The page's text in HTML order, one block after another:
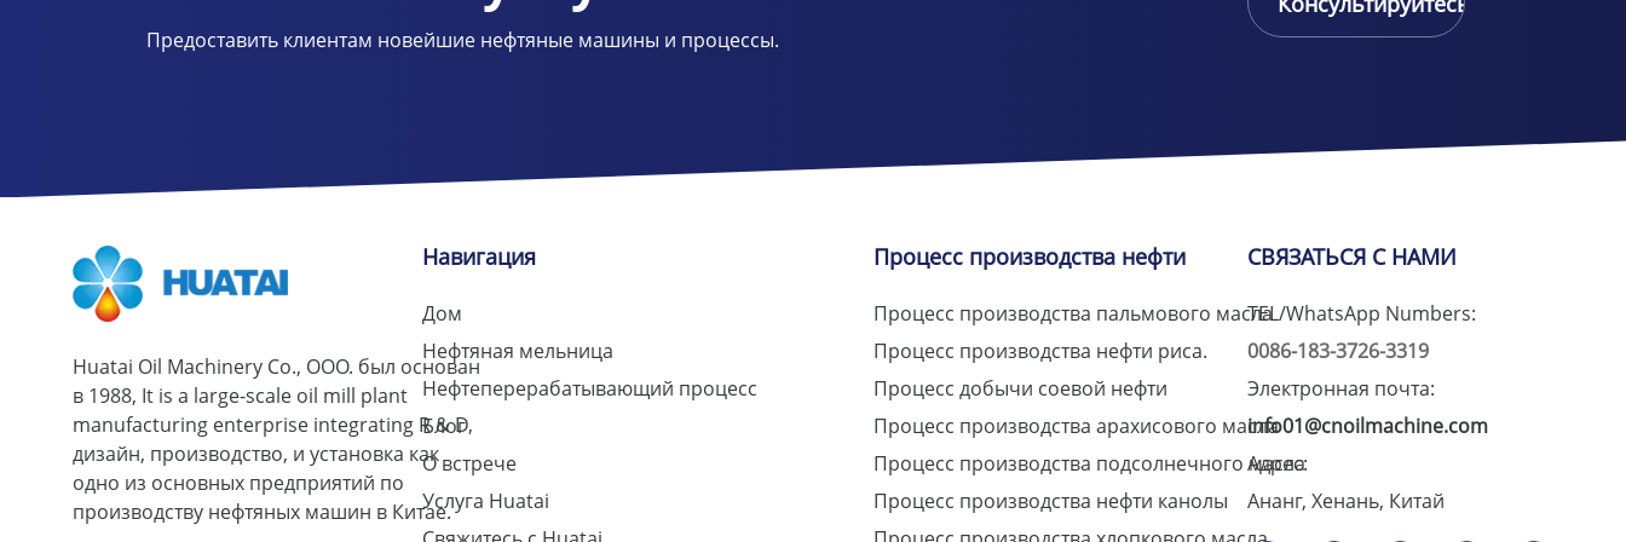
Предоставить клиентам новейшие нефтяные машины и процессы.
Huatai Oil Machinery Co., ООО. был основан
в 1988, It is a large-scale oil mill plant
manufacturing enterprise integrating R & D,
дизайн, производство, и установка как
одно из основных предприятий по
производству нефтяных машин в Китае.
Навигация
Дом
Нефтяная мельница
Нефтеперерабатывающий процесс
Блог
О встрече
Услуга Huatai
Процесс производства нефти
Процесс производства пальмового масла
Процесс производства нефти риса.
Процесс добычи соевой нефти
Процесс производства арахисового масла
Процесс производства подсолнечного масла
Процесс производства нефти канолы
СВЯЗАТЬСЯ С НАМИ
TEL/WhatsApp Numbers:
0086-183-3726-3319
Электронная почта:
info01@cnoilmachine.com
Адрес:
Ананг, Хенань, Китай